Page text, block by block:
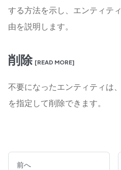
する方法を示し、エンティテ
由を説明します。
削除 [READ MORE]
不要になったエンティティは
を指定して削除できます。
前へ